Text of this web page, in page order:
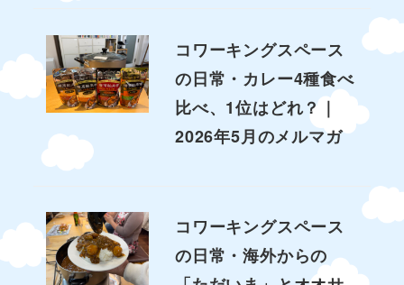
コワーキングスペース
の日常・カレー4種食べ
比べ、1位はどれ？｜
2026年5月のメルマガ
コワーキングスペース
の日常・海外からの